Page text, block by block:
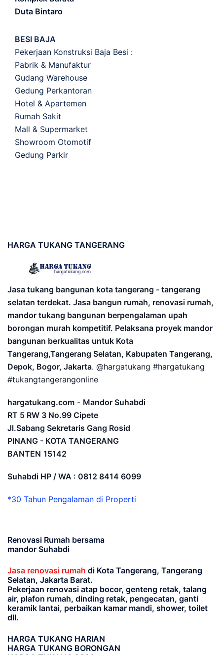
Duta Bintaro
BESI BAJA
Pekerjaan Konstruksi Baja Besi :
Pabrik & Manufaktur
Gudang Warehouse
Gedung Perkantoran
Hotel & Apartemen
Rumah Sakit
Mall & Supermarket
Showroom Otomotif
Gedung Parkir
HARGA TUKANG TANGERANG
Jasa tukang bangunan kota tangerang - tangerang
selatan terdekat. Jasa bangun rumah, renovasi rumah,
mandor tukang bangunan berpengalaman upah
borongan murah kompetitif. Pelaksana proyek mandor
bangunan berkualitas untuk Kota
Tangerang,Tangerang Selatan, Kabupaten Tangerang,
Depok, Bogor, Jakarta. @hargatukang #hargatukang
#tukangtangerangonline
hargatukang.com - Mandor Suhabdi
RT 5 RW 3 No.99 Cipete
Jl.Sabang Sekretaris Gang Rosid
PINANG - KOTA TANGERANG
BANTEN 15142
Suhabdi HP / WA : 0812 8414 6099
*30 Tahun Pengalaman di Properti
Renovasi Rumah bersama
mandor Suhabdi
Jasa renovasi rumah di Kota Tangerang, Tangerang
Selatan, Jakarta Barat.
Pekerjaan renovasi atap bocor, genteng retak, talang
air, plafon rumah, dinding retak, pengecatan, ganti
keramik lantai, perbaikan kamar mandi, shower, toilet
dll.
HARGA TUKANG HARIAN
HARGA TUKANG BORONGAN